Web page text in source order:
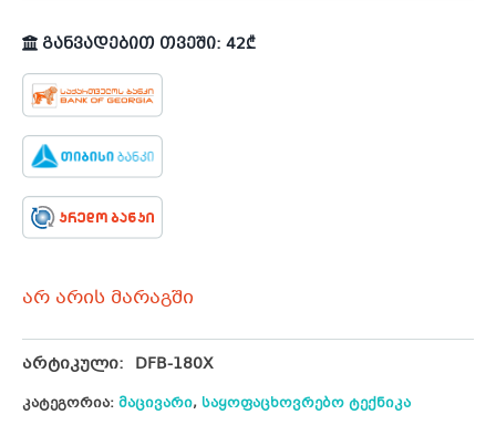
განვადებით თვეში: 42₾
არ არის მარაგში
არტიკული: DFB-180X
კატეგორია: მაცივარი, საყოფაცხოვრებო ტექნიკა